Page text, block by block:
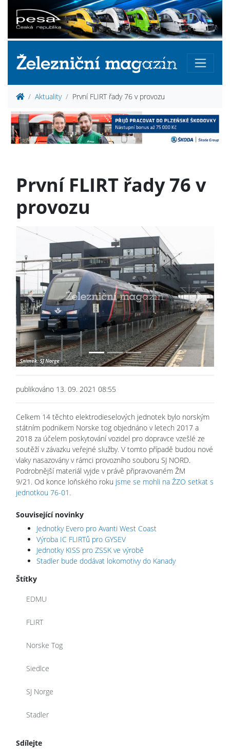
Aktuality První FLIRT řady 76 v provozu
První FLIRT řady 76 v
provozu
Previous Next
publikováno 13. 09. 2021 08:55
Celkem 14 těchto elektrodieselových jednotek bylo norským
státním podnikem Norske tog objednáno v letech 2017 a
2018 za účelem poskytování vozidel pro dopravce vzešlé ze
soutěží v závazku veřejné služby. V tomto případě budou nové
vlaky nasazovány v rámci provozního souboru SJ NORD.
Podrobnější materiál vyjde v právě připravovaném ŽM
9/21. Od konce loňského roku jsme se mohli na ŽZO setkat s
jednotkou 76-01.
Související novinky
Jednotky Evero pro Avanti West Coast
Výroba IC FLIRTů pro GYSEV
Jednotky KISS pro ZSSK ve výrobě
Stadler bude dodávat lokomotivy do Kanady
Štítky
EDMU
FLIRT
Norske Tog
Siedlce
SJ Norge
Stadler
Sdílejte